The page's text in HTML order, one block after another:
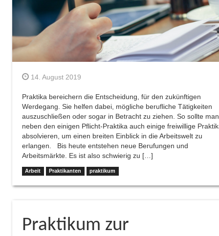
14. August 2019
Praktika bereichern die Entscheidung, für den zukünftigen
Werdegang. Sie helfen dabei, mögliche berufliche Tätigkeiten
auszuschließen oder sogar in Betracht zu ziehen. So sollte man
neben den einigen Pflicht-Praktika auch einige freiwillige
absolvieren, um einen breiten Einblick in die Arbeitswelt zu
erlangen. Bis heute entstehen neue Berufungen und
Arbeitsmärkte. Es ist also schwierig zu […]
Arbeit Praktikanten praktikum
Praktikum zur